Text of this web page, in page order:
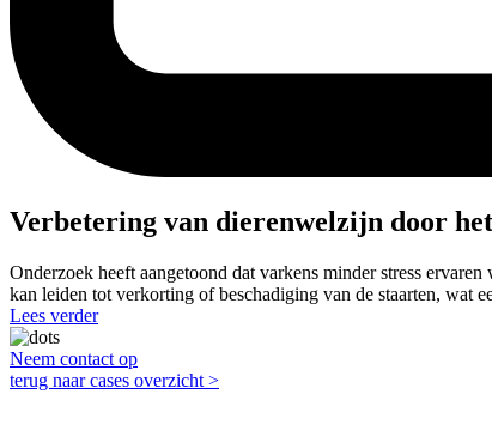
Verbetering van dierenwelzijn door
Onderzoek heeft aangetoond dat varkens minder stress
kan leiden tot verkorting of beschadiging van de staarten, wat
Lees verder
Neem contact op
terug naar cases overzicht >